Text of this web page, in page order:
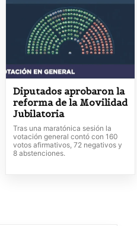
Diputados aprobaron la
reforma de la Movilidad
Jubilatoria
Tras una maratónica sesión la
votación general contó con 160
votos afirmativos, 72 negativos y
8 abstenciones.